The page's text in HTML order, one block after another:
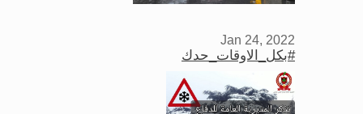
Jan 24, 2022
#بكل_الاوقات_حدك